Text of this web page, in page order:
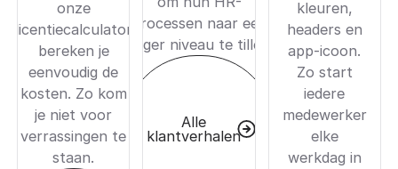
onze
licentiecalculator
bereken je
eenvoudig de
kosten. Zo kom
je niet voor
verrassingen te
staan.
processen naar een
hoger niveau te tillen.
Alle
klantverhalen
kleuren,
headers en
app-icoon.
Zo start
iedere
medewerker
elke
werkdag in